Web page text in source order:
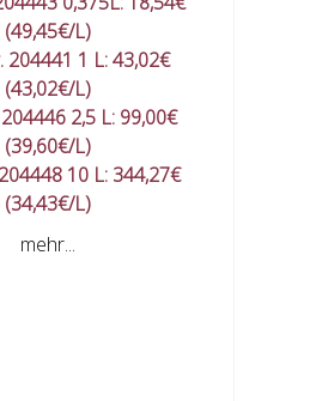
(49,45€/L)
1 L: 43,02€
(43,02€/L)
2,5 L: 99,00€
(39,60€/L)
10 L: 344,27€
(34,43€/L)
mehr...